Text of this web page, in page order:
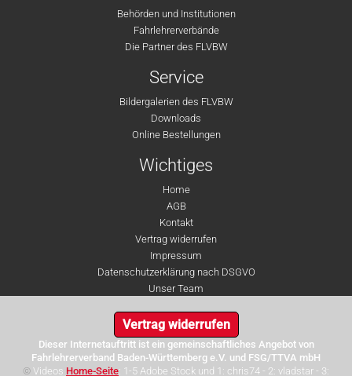
Behörden und Institutionen
Fahrlehrerverbände
Die Partner des FLVBW
Service
Bildergalerien des FLVBW
Downloads
Online Bestellungen
Wichtiges
Home
AGB
Kontakt
Vertrag widerrufen
Impressum
Datenschutzerklärung nach DSGVO
Unser Team
Vertrag widerrufen
Dieser Internetauftritt ist ein gemeinschaftliches Angebot von
Fahrlehrerverband Baden-Württemberg e.V. und FSG/TTVA mbH
© Videos Home-Seite: 1-5 Adobe Stock und 1: chris74 - 2: vladstar - 3: